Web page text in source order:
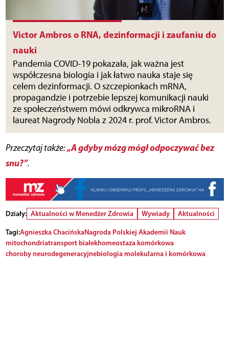
Victor Ambros o RNA, dezinformacji i zaufaniu do
nauki
Pandemia COVID-19 pokazała, jak ważna jest
współczesna biologia i jak łatwo nauka staje się
celem dezinformacji. O szczepionkach mRNA,
propagandzie i potrzebie lepszej komunikacji nauki
ze społeczeństwem mówi odkrywca mikroRNA i
laureat Nagrody Nobla z 2024 r. prof. Victor Ambros.
Przeczytaj także:„A gdyby mózg mógł odpoczywać bez
snu?”.
Działy: Aktualności w Menedżer Zdrowia Wywiady
Aktualności
Tagi:Agnieszka ChacińskaNagroda Polskiej Akademii Nauk
mitochondriatransport białekhomeostaza komórkowa
choroby neurodegeneracyjnebiologia molekularna i komórkowa